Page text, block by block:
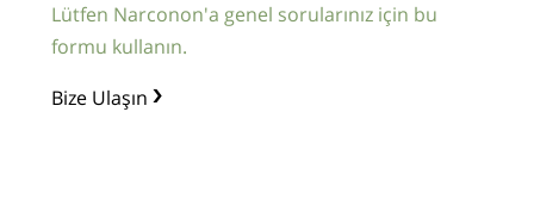
Lütfen Narconon'a genel sorularınız için bu
formu kullanın.
Bize Ulaşın